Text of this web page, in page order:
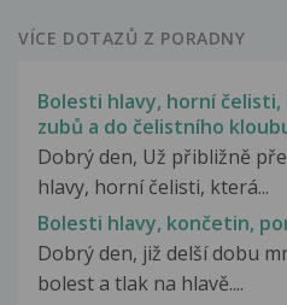
VÍCE DOTAZŮ Z PORADNY
Bolesti hlavy, horní
zubů a do čelistního
Dobrý den, Už přibližně
hlavy, horní čelisti, která...
Bolesti hlavy, končetin,
Dobrý den, již delší dobu
bolest a tlak na hlavě....